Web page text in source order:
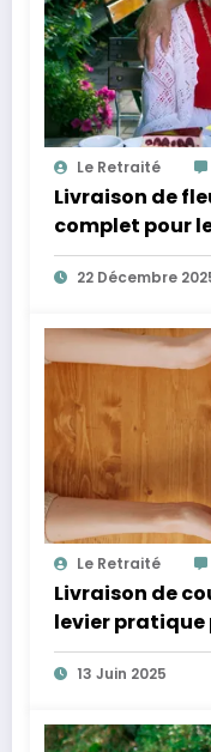
Le Retraité
Livraison de
complet pour
22 Décembre
Le Retraité
Livraison de
levier pratique
13 Juin 2025